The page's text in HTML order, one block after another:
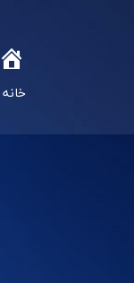
خانه